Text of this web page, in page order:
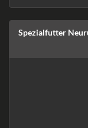
Spezialfutter